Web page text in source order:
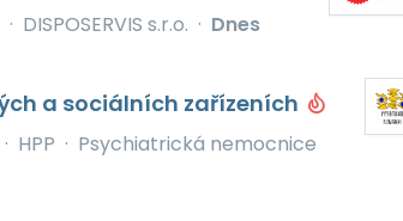
· DISPOSERVIS s.r.o. · Dnes
a sociálních zařízeních
· HPP · Psychiatrická nemocnice